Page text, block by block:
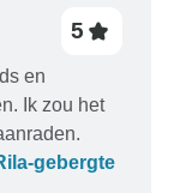
de
door een
op het
de OK-
vragen -
was de
5
en
Ik zou het
gebergte